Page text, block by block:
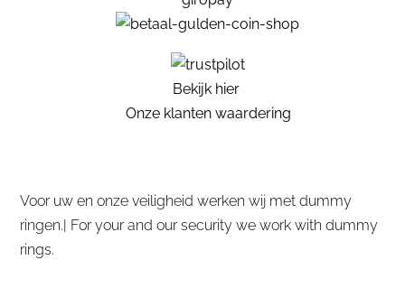
Bekijk hier
Onze klanten waardering
Voor uw en onze veiligheid werken wij met dummy
ringen.| For your and our security we work with dummy
rings.